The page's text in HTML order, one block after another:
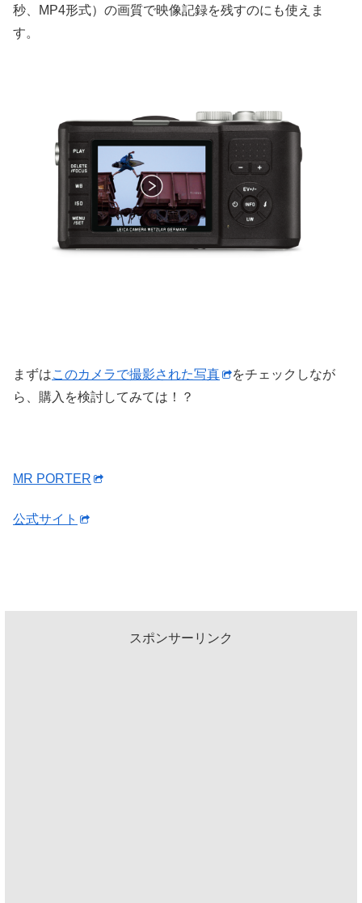
秒、MP4形式）の画質で映像記録を残すのにも使えま
す。
まずはこのカメラで撮影された写真
をチェックしなが
ら、購入を検討してみては！？
MR PORTER
公式サイト
スポンサーリンク